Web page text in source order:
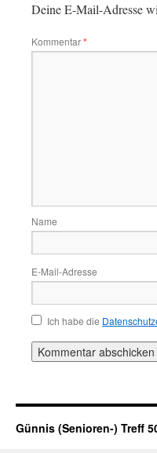
Deine E-Mail-Adresse
Kommentar*
Name
E-Mail-Adresse
Ich habe die
Günnis (Senioren-) Treff